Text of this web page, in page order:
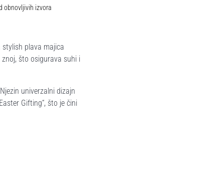
obnovljivih izvora
stylish plava majica
što osigurava suhi i
univerzalni dizajn
Gifting“, što je čini